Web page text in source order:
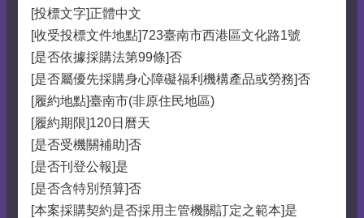
[投標文字]正體中文
[收受投標文件地點]723臺南市西港區文化路1號
[是否依據採購法第99條]否
[是否屬優先採購身心障礙福利機構產品或勞務]否
[履約地點]臺南市(非原住民地區)
[履約期限]120日曆天
[是否受機關補助]否
[是否刊登公報]是
[是否含特別預算]否
[本案採購契約是否採用主管機關訂定之範本]是